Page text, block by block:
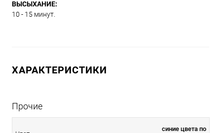
ВЫСЫХАНИЕ:
10 - 15 минут.
ХАРАКТЕРИСТИКИ
Прочие
синие цвета по